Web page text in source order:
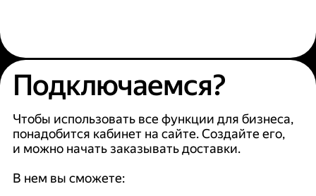
Подключаемся?
Чтобы использовать все функции для бизнеса,
понадобится кабинет на сайте. Создайте его,
и можно начать заказывать доставки.
В нем вы сможете: